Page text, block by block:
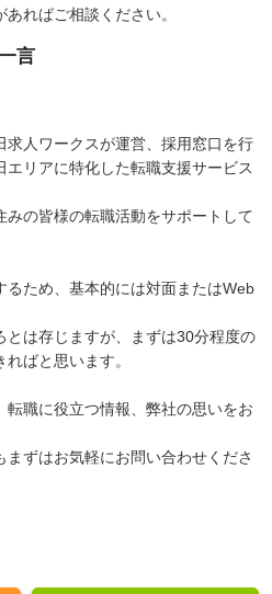
ればご相談ください。
言
求人ワークスが運営、採用窓口を行
エリアに特化した転職支援サービス
の皆様の転職活動をサポートして
るため、基本的には対面またはWeb
とは存じますが、まずは30分程度の
ばと思います。
職に役立つ情報、弊社の思いをお
ずはお気軽にお問い合わせくださ